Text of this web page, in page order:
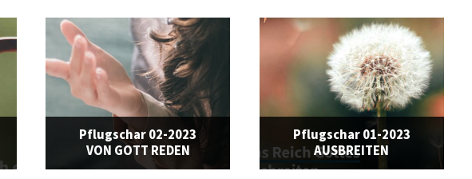
Pflugschar 02-2023
VON GOTT REDEN
Pflugschar 01-2023
AUSBREITEN